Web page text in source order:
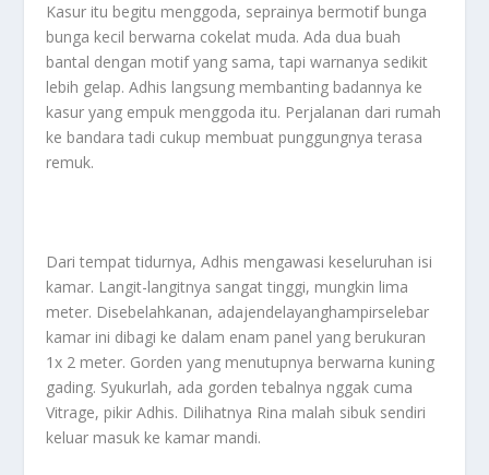
Kasur itu begitu menggoda, seprainya bermotif bunga
bunga kecil berwarna cokelat muda. Ada dua buah
bantal dengan motif yang sama, tapi warnanya sedikit
lebih gelap. Adhis langsung membanting badannya ke
kasur yang empuk menggoda itu. Perjalanan dari rumah
ke bandara tadi cukup membuat punggungnya terasa
remuk.
Dari tempat tidurnya, Adhis mengawasi keseluruhan isi
kamar. Langit-langitnya sangat tinggi, mungkin lima
meter. Disebelahkanan, adajendelayanghampirselebar
kamar ini dibagi ke dalam enam panel yang berukuran
1x 2 meter. Gorden yang menutupnya berwarna kuning
gading. Syukurlah, ada gorden tebalnya nggak cuma
Vitrage, pikir Adhis. Dilihatnya Rina malah sibuk sendiri
keluar masuk ke kamar mandi.